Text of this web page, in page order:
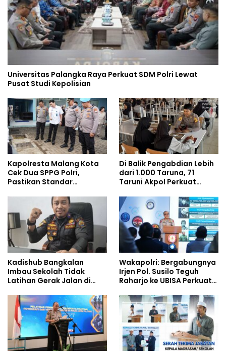
Universitas Palangka Raya Perkuat SDM Polri Lewat
Pusat Studi Kepolisian
Kapolresta Malang Kota
Cek Dua SPPG Polri,
Pastikan Standar
Pengelolaan Limbah
Berjalan Optimal
Di Balik Pengabdian Lebih
dari 1.000 Taruna, 71
Taruni Akpol Perkuat
Siswa Sekolah Rakyat
Kadishub Bangkalan
Imbau Sekolah Tidak
Latihan Gerak Jalan di
Wakapolri: Bergabungnya
Irjen Pol. Susilo Teguh
Raharjo ke UBISA Perkuat
Studi Kepolisian